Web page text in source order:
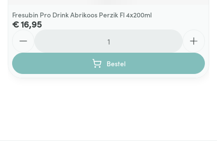
Fresubin Pro Drink Abrikoos Perzik Fl 4x200ml
€ 16,95
Bestel